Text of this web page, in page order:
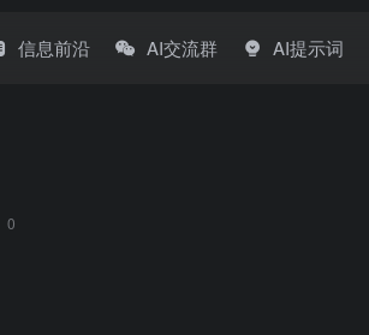
信息前沿 AI交流群 AI提示词
0